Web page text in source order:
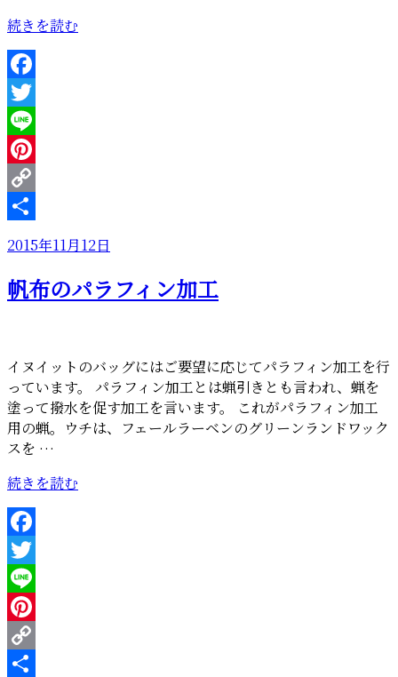
“ミ
ニ
シ
ョ
ル
ダ
ー”
の
続きを読む
Facebook
Twitter
Line
Pinterest
Copy
Link
投
日:
2015年11月12日
帆布のパラフィン加工
イヌイットのバッグにはご要望に応じてパラフィン加工を行
っています。 パラフィン加工とは蝋引きとも言われ、蝋を
塗って撥水を促す加工を言います。 これがパラフィン加工
用の蝋。ウチは、フェールラーベンのグリーンランドワック
スを …
“帆
の
パ
ラ
フ
ィ
ン
加
工”
続きを読む
Facebook
Twitter
Line
Pinterest
Copy